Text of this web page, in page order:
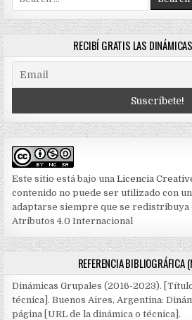
for:
RECIBÍ GRATIS LAS
Este sitio está bajo unaLicencia
contenido no puede ser utilizado con
adaptarse siempre que se redistribuya
Atributos 4.0 Internacional
REFERENCIA BIBLIOGRÁFICA
Dinámicas Grupales (2016-2023).
técnica]. Buenos Aires, Argentina:
página [URL de la dinámica o técnica].